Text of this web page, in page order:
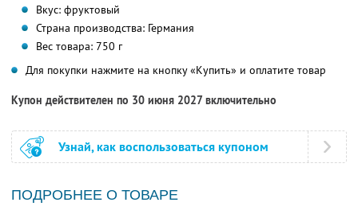
Вкус: фруктовый
Страна производства: Германия
Вес товара: 750 г
Для покупки нажмите на кнопку «Купить» и оплатите товар
Купон действителен по 30 июня 2027 включительно
Узнай, как воспользоваться купоном
ПОДРОБНЕЕ О ТОВАРЕ